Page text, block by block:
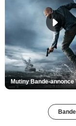
Mutiny Bande-annonce